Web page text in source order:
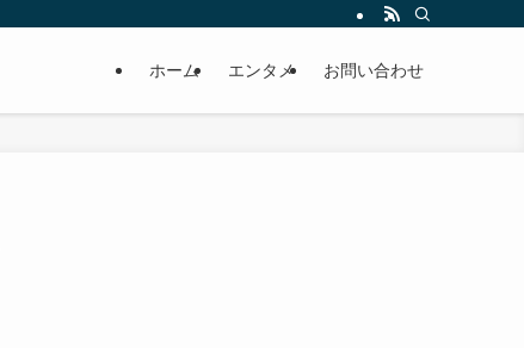
ホーム エンタメ お問い合わせ